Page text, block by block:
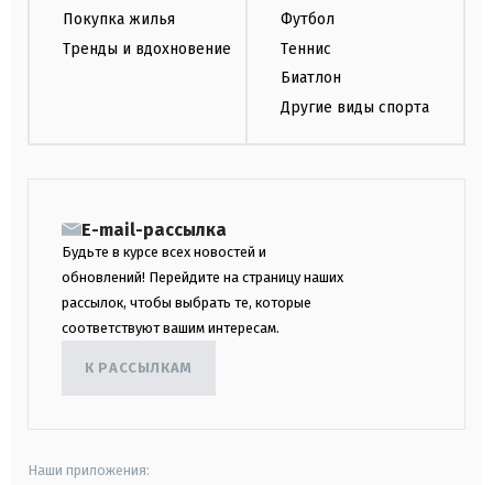
Покупка жилья
Тренды и вдохновение
Футбол
Теннис
Биатлон
Другие виды спорта
E-mail-рассылка
Будьте в курсе всех новостей и
обновлений! Перейдите на страницу наших
рассылок, чтобы выбрать те, которые
соответствуют вашим интересам.
К РАССЫЛКАМ
Наши приложения: